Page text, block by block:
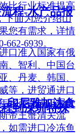
比行业标准提高
下面为您介绍山
您有需求，详情
6939。
印尼雅加达食
程-水产品报
口准入国家有俄
、智利、中国台
、丹麦、韩国、
等，进贸通进口
水产品进口报关
帝王蟹清关流
如需进口冷冻鱼
到深圳特殊